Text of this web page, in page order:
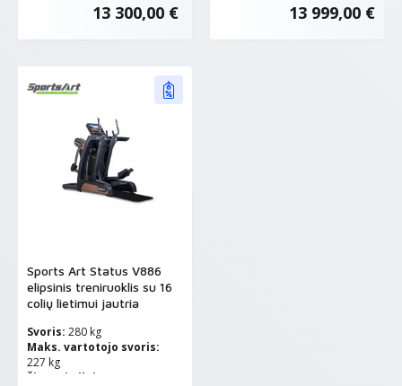
13 300,00 € 13 999,00 €
Sports Art Status V886
elipsinis treniruoklis su 16
colių lietimui jautria
Svoris: 280 kg
Maks. vartotojo svoris:
227 kg
Žingsnio ilgis: